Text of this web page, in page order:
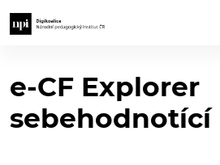
e-CF Explorer
sebehodnotící